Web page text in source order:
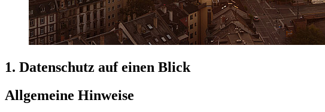
1. Datenschutz auf einen Blick
Allgemeine Hinweise